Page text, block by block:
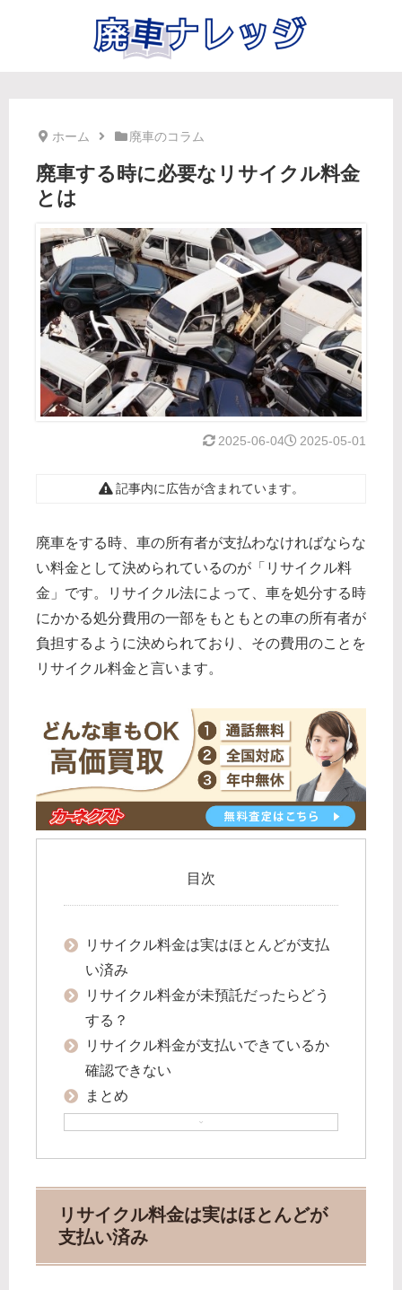
ホーム 廃車のコラム
廃車する時に必要なリサイクル料金
とは
2025-05-01
2025-06-04
記事内に広告が含まれています。
廃車をする時、車の所有者が支払わなければならな
い料金として決められているのが「リサイクル料
金」です。リサイクル法によって、車を処分する時
にかかる処分費用の一部をもともとの車の所有者が
負担するように決められており、その費用のことを
リサイクル料金と言います。
目次
リサイクル料金は実はほとんどが支払
い済み
リサイクル料金が未預託だったらどう
する？
リサイクル料金が支払いできているか
確認できない
まとめ
リサイクル料金は実はほとんどが
支払い済み